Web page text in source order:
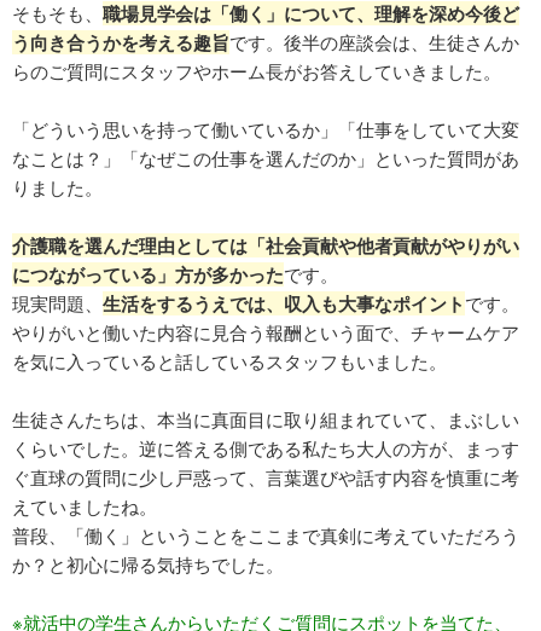
そもそも、 職場見学会は「働く」について、理解を深め今後ど
う向き合うかを考える趣旨です。後半の座談会は、生徒さんか
らのご質問にスタッフやホーム長がお答えしていきました。
「どういう思いを持って働いているか」「仕事をしていて大変
なことは？」「なぜこの仕事を選んだのか」といった質問があ
りました。
介護職を選んだ理由としては「社会貢献や他者貢献がやりがい
につながっている」方が多かったです。
現実問題、 生活をするうえでは、収入も大事なポイント です。
やりがいと働いた内容に見合う報酬という面で、チャームケア
を気に入っていると話しているスタッフもいました。
生徒さんたちは、本当に真面目に取り組まれていて、まぶしい
くらいでした。逆に答える側である私たち大人の方が、まっす
ぐ直球の質問に少し戸惑って、言葉選びや話す内容を慎重に考
えていましたね。
普段、「働く」ということをここまで真剣に考えていただろう
か？と初心に帰る気持ちでした。
※就活中の学生さんからいただくご質問にスポットを当てた、